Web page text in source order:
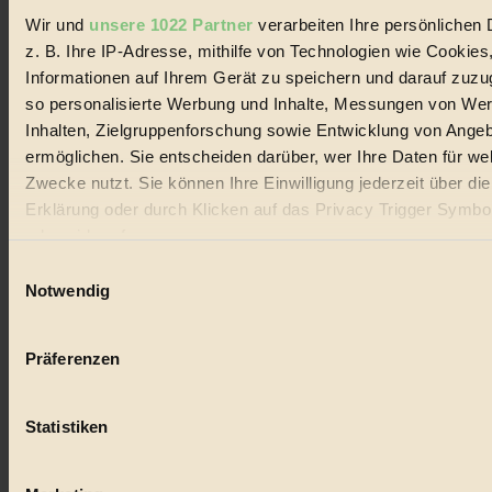
Wir und unsere 1022 Partner verarbeiten Ihre persönlichen
z. B. Ihre IP-Adresse, mithilfe von Technologien wie
Informationen auf Ihrem Gerät zu speichern und darauf
so personalisierte Werbung und Inhalte, Messungen von
Inhalten, Zielgruppenforschung sowie Entwicklung von
ermöglichen. Sie entscheiden darüber, wer Ihre Daten für
Zwecke nutzt. Sie können Ihre Einwilligung jederzeit über
Erklärung oder durch Klicken auf das Privacy Trigger
oder widerrufen
Wenn Sie es erlauben, würden wir auch gerne:
Ihr Gerät durch aktives Scannen nach bestimmten
Erfahren Sie mehr darüber, wie Ihre persönlichen Daten
Notwendig
Präferenzen
Statistiken
Lebensmittel
Essen